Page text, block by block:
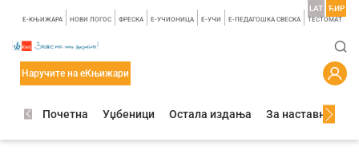
E-КЊИЖАРА НОВИ ЛОГОС ФРЕСКА E-УЧИОНИЦА E-УЧИ Е-ПЕДАГОШКА СВЕСКА TЕСТОМАТ
LAT ЋИР
Наручите на еКњижари
Почетна Уџбеници Остала издања За наставнике